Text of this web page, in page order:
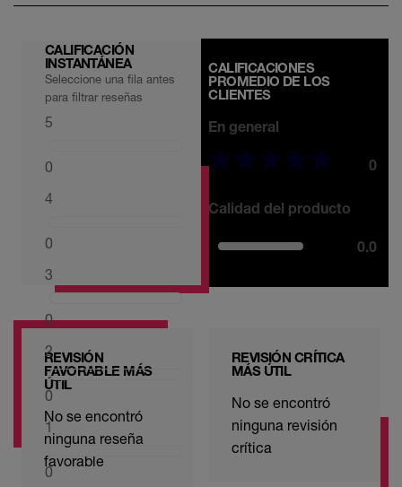
CALIFICACIÓN
INSTANTÁNEA
Seleccione una fila antes
para filtrar reseñas
5
0
4
0
3
0
2
0
1
0
CALIFICACIONES
PROMEDIO DE LOS
CLIENTES
En general
0
Calidad del producto
0.0
REVISIÓN
FAVORABLE MÁS
ÚTIL
No se encontró
ninguna reseña
favorable
REVISIÓN CRÍTICA
MÁS ÚTIL
No se encontró
ninguna revisión
crítica